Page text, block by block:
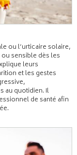
ou l’urticaire solaire,
sensible dès les
leurs
et les gestes
au quotidien. Il
de santé afin